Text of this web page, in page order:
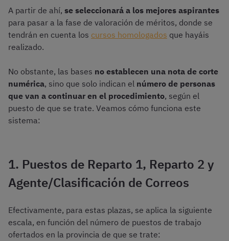
A partir de ahí, se seleccionará a los mejores aspirantes
para pasar a la fase de valoración de méritos, donde se
tendrán en cuenta los cursos homologados que hayáis
realizado.
No obstante, las bases no establecen una nota de corte
numérica, sino que solo indican el número de personas
que van a continuar en el procedimiento, según el
puesto de que se trate. Veamos cómo funciona este
sistema:
1. Puestos de Reparto 1, Reparto 2 y
Agente/Clasificación de Correos
Efectivamente, para estas plazas, se aplica la siguiente
escala, en función del número de puestos de trabajo
ofertados en la provincia de que se trate: